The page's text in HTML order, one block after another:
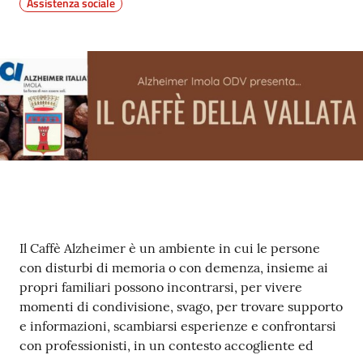
line
Tutti
gli
argomenti
Contenuto
Il Caffè Alzheimer è un ambiente in cui le persone
con disturbi di memoria o con demenza, insieme ai
propri familiari possono incontrarsi, per vivere
momenti di condivisione, svago, per trovare supporto
e informazioni, scambiarsi esperienze e confrontarsi
con professionisti, in un contesto accogliente ed